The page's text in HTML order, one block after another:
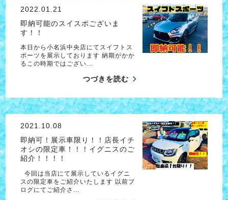
2022.01.21
即納可能のスイスポございま
す！！
本日から小名浜中央店にてスイフトス
ポーツを展示しております 納期がかか
るこの時期ではござい…
つづきを読む
2021.10.08
即納可！展示車限り！！店長イチ
オシの限定車！！！イグニスのご
紹介！！！！
今回は当店にて展示しているイグニ
スの限定車をご紹介いたします 以前ブ
ログにてご紹介さ…